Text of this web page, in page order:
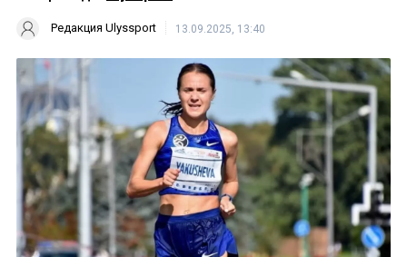
Редакция Ulyssport 13.09.2025, 13:40